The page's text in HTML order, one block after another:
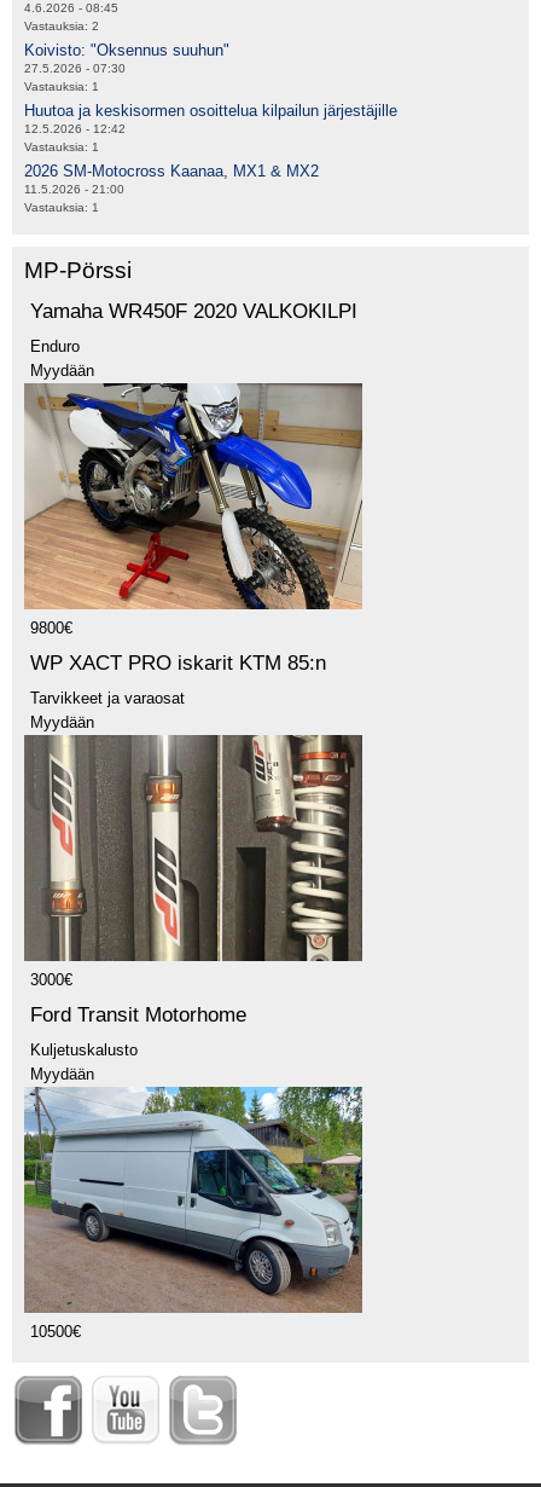
4.6.2026 - 08:45
Vastauksia: 2
Koivisto: "Oksennus suuhun"
27.5.2026 - 07:30
Vastauksia: 1
Huutoa ja keskisormen osoittelua kilpailun järjestäjille
12.5.2026 - 12:42
Vastauksia: 1
2026 SM-Motocross Kaanaa, MX1 & MX2
11.5.2026 - 21:00
Vastauksia: 1
MP-Pörssi
Yamaha WR450F 2020 VALKOKILPI
Enduro
Myydään
9800€
WP XACT PRO iskarit KTM 85:n
Tarvikkeet ja varaosat
Myydään
3000€
Ford Transit Motorhome
Kuljetuskalusto
Myydään
10500€